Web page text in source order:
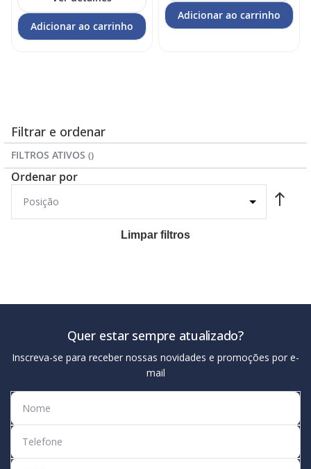
Adicionar ao carrinho
Adicionar ao carrinho
Filtrar e ordenar
FILTROS ATIVOS
Ordenar por
Limpar filtros
Quer estar sempre atualizado?
Inscreva-se para receber nossas novidades e promoções por e-
mail